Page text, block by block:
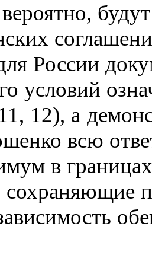
России
условий
12), а
всю
в
сохраняющие